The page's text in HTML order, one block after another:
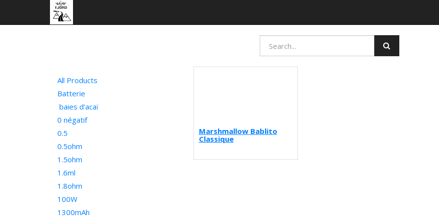
All Products
Batterie
baies d'acaï
0 négatif
0.5
0.5ohm
1.5ohm
1.6ml
1.8ohm
100W
1300mAh
Marshmallow Bablito
Classique